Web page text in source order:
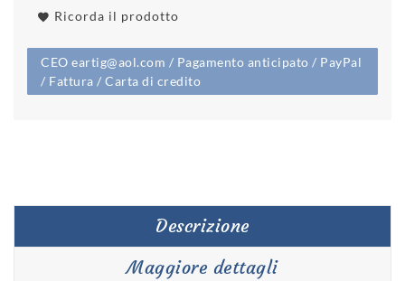
Ricorda il prodotto
CEO eartig@aol.com / Pagamento anticipato / PayPal
/ Fattura / Carta di credito
Descrizione
Maggiore dettagli